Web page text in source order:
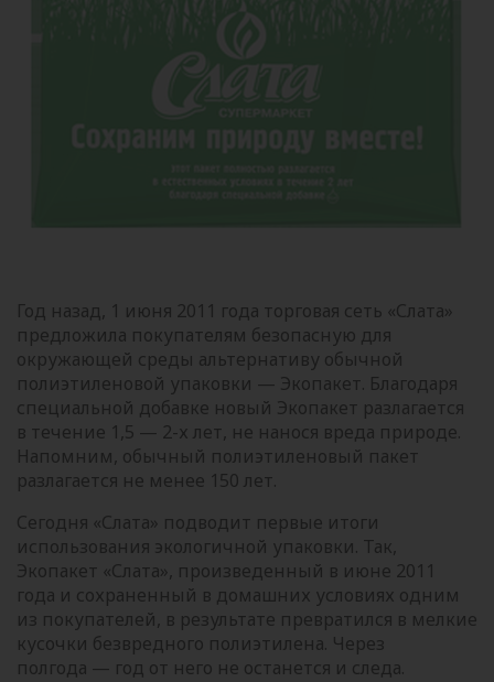
Год назад, 1 июня 2011 года торговая сеть «Слата»
предложила покупателям безопасную для
окружающей среды альтернативу обычной
полиэтиленовой упаковки — Экопакет. Благодаря
специальной добавке новый Экопакет разлагается
в течение 1,5 — 2-х лет, не нанося вреда природе.
Напомним, обычный полиэтиленовый пакет
разлагается не менее 150 лет.
Сегодня «Слата» подводит первые итоги
использования экологичной упаковки. Так,
Экопакет «Слата», произведенный в июне 2011
года и сохраненный в домашних условиях одним
из покупателей, в результате превратился в мелкие
кусочки безвредного полиэтилена. Через
полгода — год от него не останется и следа.